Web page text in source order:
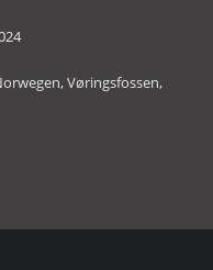
,Vøringsfossen,